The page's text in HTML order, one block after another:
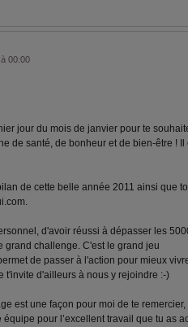
00:00
jour du mois de janvier pour te
de santé, de bonheur et de bien-être ! Il
de cette belle année 2011 ainsi que
d'avoir réussi à dépasser les
grand challenge. C'est le grand jeu
de passer à l'action pour mieux
t'invite d'ailleurs à nous y rejoindre :-)
est une façon pour moi de te remercier,
équipe pour l’excellent travail que tu as